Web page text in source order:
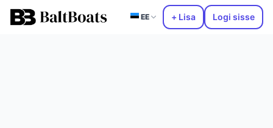
EE + Lisa Logi sisse